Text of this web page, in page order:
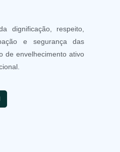
dignificação, respeito,
e segurança das
de envelhecimento ativo